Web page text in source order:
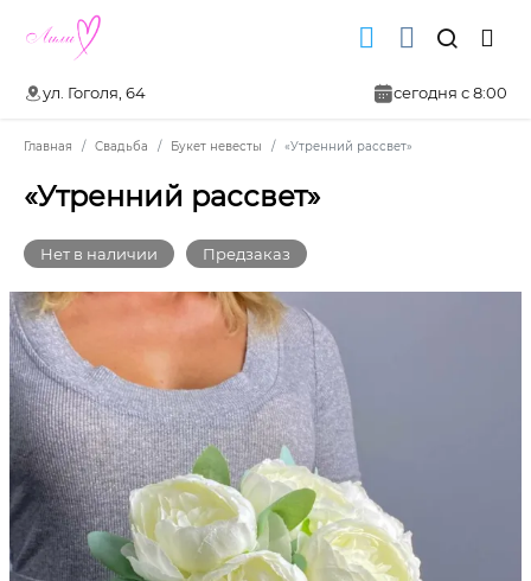
ул. Гоголя, 64 сегодня с 8:00
Главная Свадьба Букет невесты «Утренний рассвет»
«Утренний рассвет»
Нет в наличии Предзаказ